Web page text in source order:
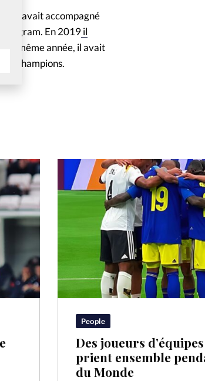
Il avait accompagné
En 2019il
La même année, il avait
Champions.
People
Des joueurs
prient ensemble
du Monde